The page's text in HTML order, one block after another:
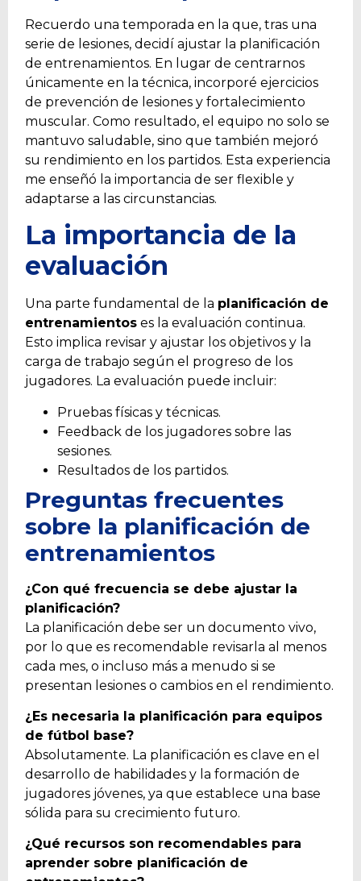
Recuerdo una temporada en la que, tras una
serie de lesiones, decidí ajustar la planificación
de entrenamientos. En lugar de centrarnos
únicamente en la técnica, incorporé ejercicios
de prevención de lesiones y fortalecimiento
muscular. Como resultado, el equipo no solo se
mantuvo saludable, sino que también mejoró
su rendimiento en los partidos. Esta experiencia
me enseñó la importancia de ser flexible y
adaptarse a las circunstancias.
La importancia de la
evaluación
Una parte fundamental de la planificación de
entrenamientos es la evaluación continua.
Esto implica revisar y ajustar los objetivos y la
carga de trabajo según el progreso de los
jugadores. La evaluación puede incluir:
Pruebas físicas y técnicas.
Feedback de los jugadores sobre las
sesiones.
Resultados de los partidos.
Preguntas frecuentes
sobre la planificación de
entrenamientos
¿Con qué frecuencia se debe ajustar la
planificación?
La planificación debe ser un documento vivo,
por lo que es recomendable revisarla al menos
cada mes, o incluso más a menudo si se
presentan lesiones o cambios en el rendimiento.
¿Es necesaria la planificación para equipos
de fútbol base?
Absolutamente. La planificación es clave en el
desarrollo de habilidades y la formación de
jugadores jóvenes, ya que establece una base
sólida para su crecimiento futuro.
¿Qué recursos son recomendables para
aprender sobre planificación de